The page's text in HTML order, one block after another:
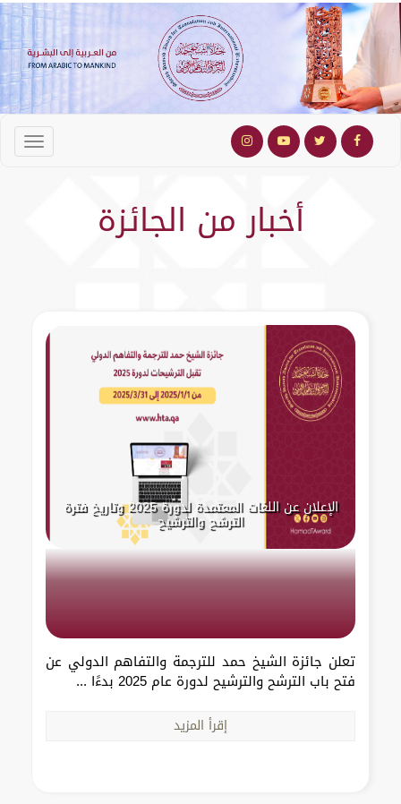
أخبار من الجائزة
الإعلان عن اللغات المعتمدة لدورة 2025 وتاريخ فترة
الترشح والترشيح
تعلن جائزة الشيخ حمد للترجمة والتفاهم الدولي عن
فتح باب الترشح والترشيح لدورة عام 2025 بدءًا ...
إقرأ المزيد